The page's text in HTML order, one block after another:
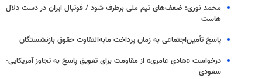
محمد نوری: ضعف‌های تیم ملی برطرف شود / فوتبال ایران در دست دلال
هاست
پاسخ تأمین‌اجتماعی به زمان پرداخت مابه‌التفاوت حقوق بازنشستگان
درخواست «هادی عامری» از مقاومت برای تعویق پاسخ به تجاوز آمریکایی-
سعودی